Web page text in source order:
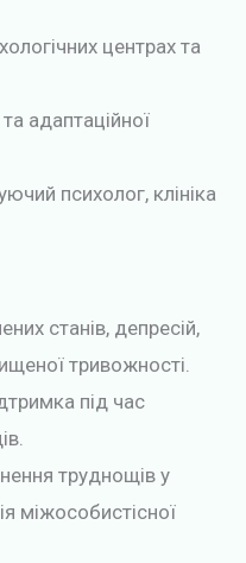
центрах та
адаптаційної
психолог, клініка
станів, депресій,
тривожності.
під час
труднощів у
міжособистісної